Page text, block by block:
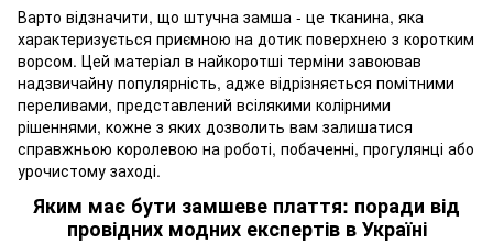
Варто відзначити, що штучна замша - це тканина, яка
характеризується приємною на дотик поверхнею з коротким
ворсом. Цей матеріал в найкоротші терміни завоював
надзвичайну популярність, адже відрізняється помітними
переливами, представлений всілякими колірними
рішеннями, кожне з яких дозволить вам залишатися
справжньою королевою на роботі, побаченні, прогулянці або
урочистому заході.
Яким має бути замшеве плаття: поради від
провідних модних експертів в Україні